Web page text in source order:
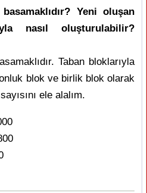
Yeni oluşan
nasıl oluşturulabilir?
Taban bloklarıyla
blok ve birlik blok olarak
ele alalım.